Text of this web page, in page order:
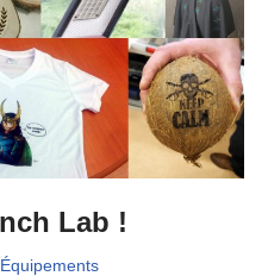
Lab !
Équipements